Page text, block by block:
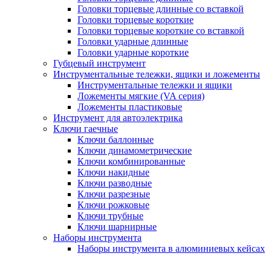
Головки торцевые длинные со вставкой
Головки торцевые короткие
Головки торцевые короткие со вставкой
Головки ударные длинные
Головки ударные короткие
Губцевый инструмент
Инструментальные тележки, ящики и ложементы
Инструментальные тележки и ящики
Ложементы мягкие (VA серия)
Ложементы пластиковые
Инструмент для автоэлектрика
Ключи гаечные
Ключи баллонные
Ключи динамометрические
Ключи комбинированные
Ключи накидные
Ключи разводные
Ключи разрезные
Ключи рожковые
Ключи трубные
Ключи шарнирные
Наборы инструмента
Наборы инструмента в алюминиевых кейсах